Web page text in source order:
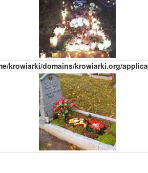
krowiarki/domains/krowiarki.org/